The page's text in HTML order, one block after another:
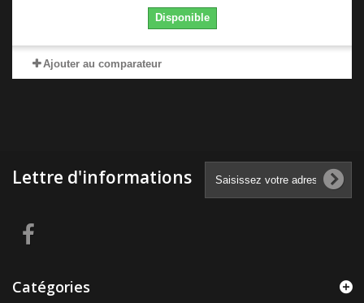
Disponible
Ajouter au comparateur
Lettre d'informations
Catégories